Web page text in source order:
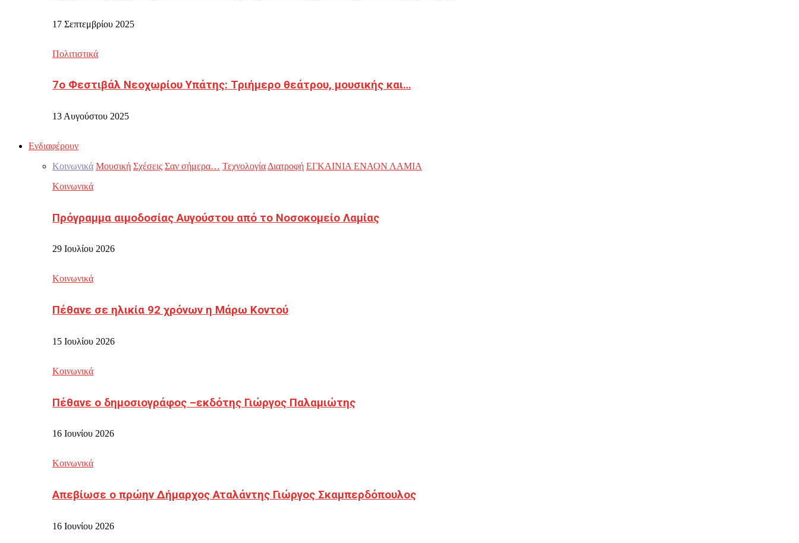
17 Σεπτεμβρίου 2025
Πολιτιστικά
7ο Φεστιβάλ Νεοχωρίου Υπάτης: Τριήμερο θεάτρου, μουσικής και…
13 Αυγούστου 2025
Ενδιαφέρουν
Κοινωνικά Μουσική Σχέσεις Σαν σήμερα… Τεχνολογία Διατροφή ΕΓΚΑΙΝΙΑ ΕΝΑΟΝ ΛΑΜΙΑ
Κοινωνικά
Πρόγραμμα αιμοδοσίας Αυγούστου από το Νοσοκομείο Λαμίας
29 Ιουλίου 2026
Κοινωνικά
Πέθανε σε ηλικία 92 χρόνων η Μάρω Κοντού
15 Ιουλίου 2026
Κοινωνικά
Πέθανε ο δημοσιογράφος –εκδότης Γιώργος Παλαμιώτης
16 Ιουνίου 2026
Κοινωνικά
Απεβίωσε ο πρώην Δήμαρχος Αταλάντης Γιώργος Σκαμπερδόπουλος
16 Ιουνίου 2026